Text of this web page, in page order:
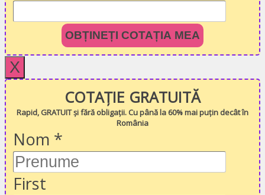
OBȚINEȚI COTAȚIA MEA
X
COTAȚIE GRATUITĂ
Rapid, GRATUIT și fără obligații. Cu până la 60% mai puțin decât în
România
Nom *
First